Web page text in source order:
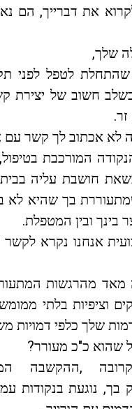
את דברייך, הם
שלך,
לטפל לפני
חשוב של יצירת
לא אכתוב לך קשר עם
המורכבת
חושבת עליה
בך שהיא לא
בינך ובין המטפלת.
אנחנו נקרא
מאד מהרגשות
וציפיות בלתי
שלך כלפי דמויות
שהוא כ"כ מעורר?
,ההקשבה
נוגעת בנקודות